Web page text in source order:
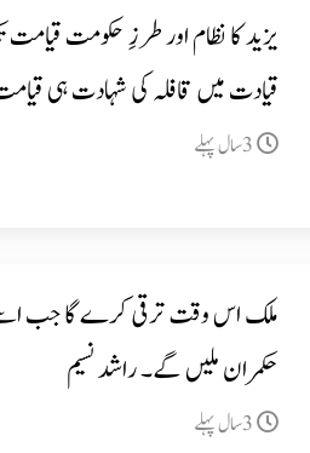
یزید کا نظام اور طرزِ حکومت
قیادت میں قافلہ کی شہادت ہی
ملک اس وقت ترقی کرے گا جب
حکمران ملیں گے۔ راشد نسیم